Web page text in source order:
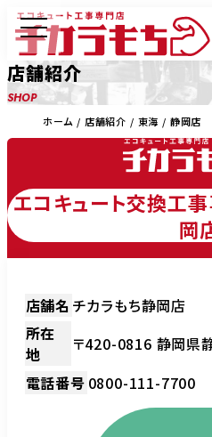
店舗紹介
SHOP
ホーム 店舗紹介 東海 静岡店
エコキュート交換工
岡
店舗名 チカラもち静岡店
所在
地
〒420-0816 静岡県
電話番号 0800-111-7700